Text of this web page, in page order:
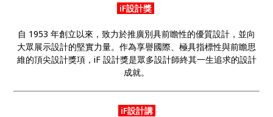
iF設計獎
自 1953 年創立以來，致力於推廣別具前瞻性的優質設計，並向
大眾展示設計的堅實力量。作為享譽國際、極具指標性與前瞻思
維的頂尖設計獎項，iF 設計獎是眾多設計師終其一生追求的設計
成就。
iF設計講